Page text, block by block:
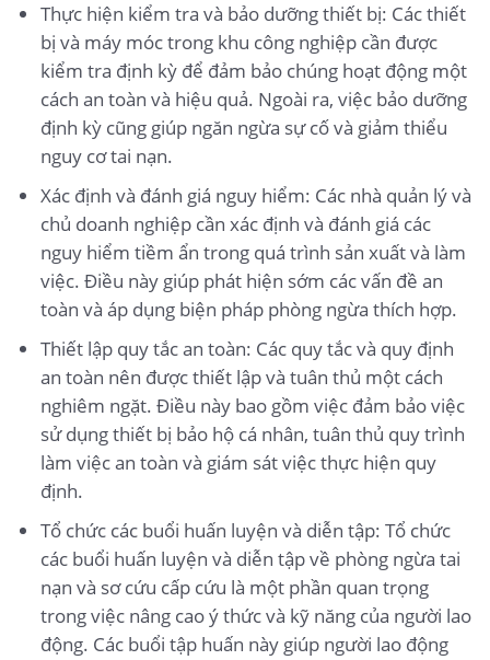
Thực hiện kiểm tra và bảo dưỡng thiết bị: Các thiết
bị và máy móc trong khu công nghiệp cần được
kiểm tra định kỳ để đảm bảo chúng hoạt động một
cách an toàn và hiệu quả. Ngoài ra, việc bảo dưỡng
định kỳ cũng giúp ngăn ngừa sự cố và giảm thiểu
nguy cơ tai nạn.
Xác định và đánh giá nguy hiểm: Các nhà quản lý và
chủ doanh nghiệp cần xác định và đánh giá các
nguy hiểm tiềm ẩn trong quá trình sản xuất và làm
việc. Điều này giúp phát hiện sớm các vấn đề an
toàn và áp dụng biện pháp phòng ngừa thích hợp.
Thiết lập quy tắc an toàn: Các quy tắc và quy định
an toàn nên được thiết lập và tuân thủ một cách
nghiêm ngặt. Điều này bao gồm việc đảm bảo việc
sử dụng thiết bị bảo hộ cá nhân, tuân thủ quy trình
làm việc an toàn và giám sát việc thực hiện quy
định.
Tổ chức các buổi huấn luyện và diễn tập: Tổ chức
các buổi huấn luyện và diễn tập về phòng ngừa tai
nạn và sơ cứu cấp cứu là một phần quan trọng
trong việc nâng cao ý thức và kỹ năng của người lao
động. Các buổi tập huấn này giúp người lao động